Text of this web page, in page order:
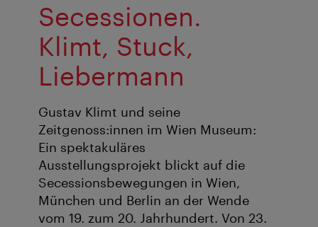
Secessionen.
Klimt, Stuck,
Liebermann
Gustav Klimt und seine
Zeitgenoss:innen im Wien Museum:
Ein spektakuläres
Ausstellungsprojekt blickt auf die
Secessionsbewegungen in Wien,
München und Berlin an der Wende
vom 19. zum 20. Jahrhundert. Von 23.